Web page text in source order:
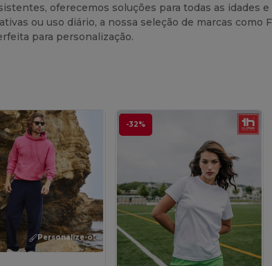
oferecemos soluções para todas as idades
ou uso diário, a nossa seleção de marcas como
para personalização.
Personalize-o!
-32%